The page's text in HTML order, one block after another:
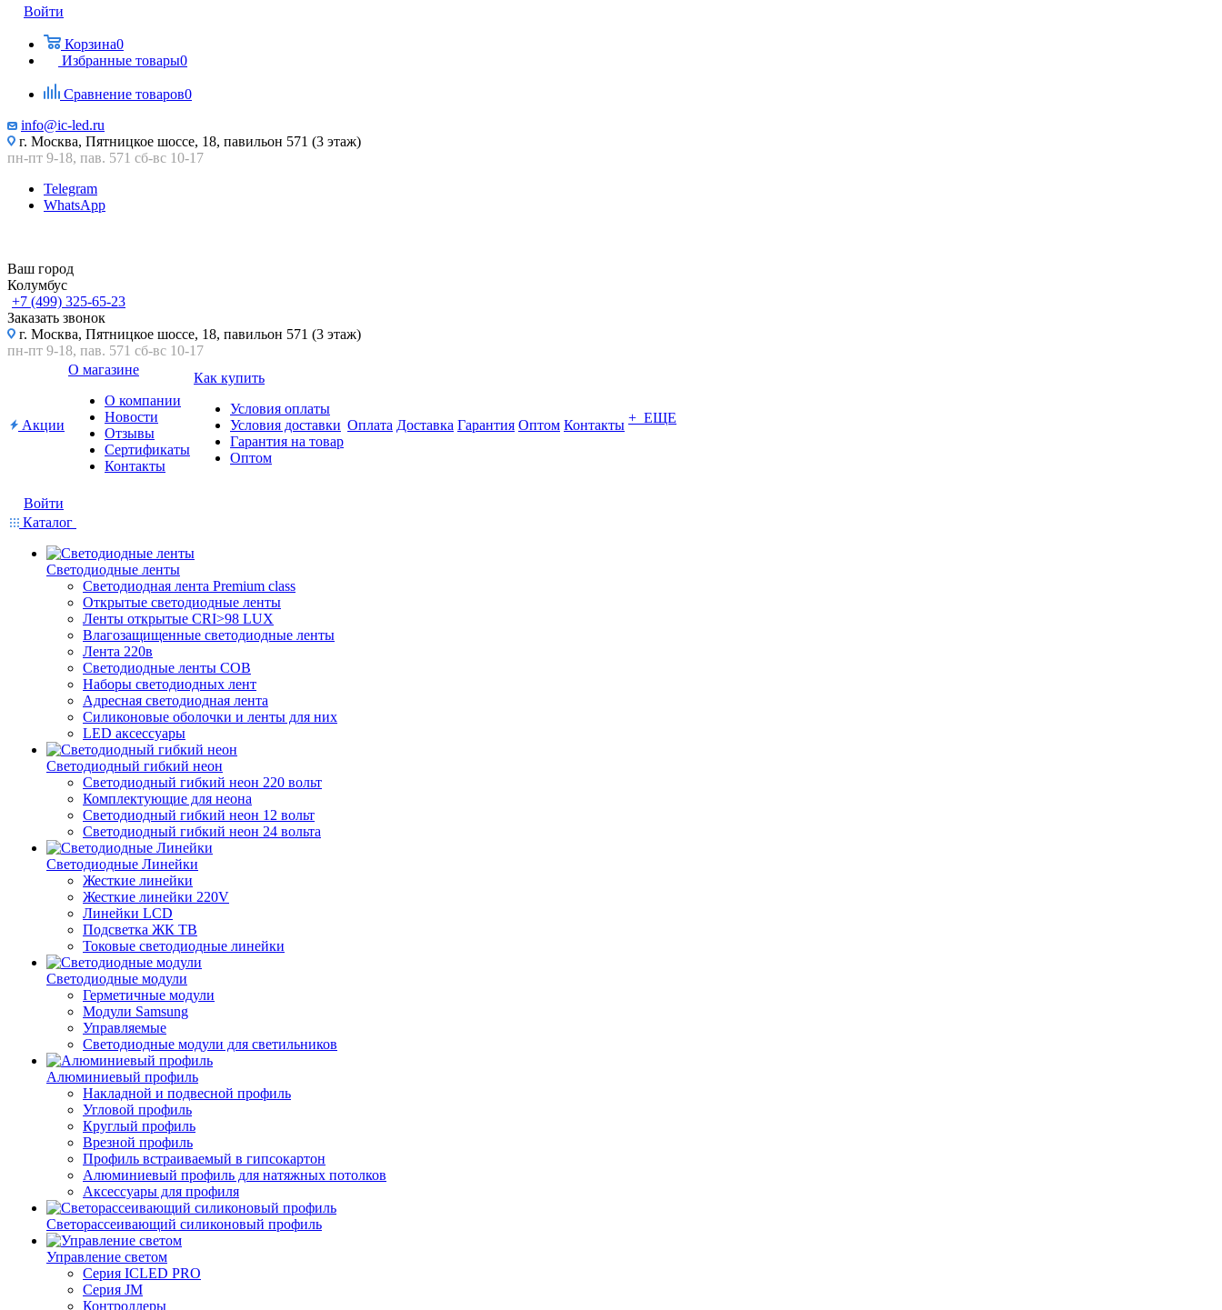
Войти
Корзина0
Избранные товары0
Сравнение товаров0
info@ic-led.ru
г. Москва, Пятницкое шоссе, 18, павильон 571 (3 этаж)
пн-пт 9-18, пав. 571 сб-вс 10-17
Telegram
WhatsApp
Ваш город
Колумбус
+7 (499) 325-65-23
Заказать звонок
г. Москва, Пятницкое шоссе, 18, павильон 571 (3 этаж)
пн-пт 9-18, пав. 571 сб-вс 10-17
Акции
О магазине
О компании
Новости
Отзывы
Сертификаты
Контакты
Как купить
Условия оплаты
Условия доставки
Гарантия на товар
Оптом
Оплата Доставка Гарантия Оптом Контакты + ЕЩЕ
Войти
Каталог
Светодиодные ленты
Светодиодная лента Premium class
Открытые светодиодные ленты
Ленты открытые CRI>98 LUX
Влагозащищенные светодиодные ленты
Лента 220в
Светодиодные ленты COB
Наборы светодиодных лент
Адресная светодиодная лента
Силиконовые оболочки и ленты для них
LED аксессуары
Светодиодный гибкий неон
Светодиодный гибкий неон 220 вольт
Комплектующие для неона
Светодиодный гибкий неон 12 вольт
Светодиодный гибкий неон 24 вольта
Светодиодные Линейки
Жесткие линейки
Жесткие линейки 220V
Линейки LCD
Подсветка ЖК ТВ
Токовые светодиодные линейки
Светодиодные модули
Герметичные модули
Модули Samsung
Управляемые
Светодиодные модули для светильников
Алюминиевый профиль
Накладной и подвесной профиль
Угловой профиль
Круглый профиль
Врезной профиль
Профиль встраиваемый в гипсокартон
Алюминиевый профиль для натяжных потолков
Аксессуары для профиля
Светорассеивающий силиконовый профиль
Управление светом
Серия ICLED PRO
Серия JM
Контроллеры